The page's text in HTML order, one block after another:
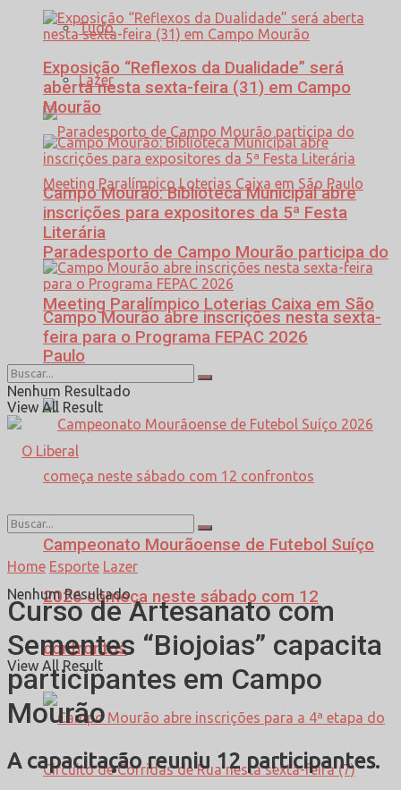
Tudo
Lazer
Paradesporto de Campo Mourão participa do
Meeting Paralímpico Loterias Caixa em São
Paulo
Campeonato Mourãoense de Futebol Suíço
2026 começa neste sábado com 12
confrontos
Exposição “Reflexos da Dualidade” será
aberta nesta sexta-feira (31) em Campo
Mourão
Campo Mourão: Biblioteca Municipal abre
inscrições para expositores da 5ª Festa
Literária
Campo Mourão abre inscrições nesta sexta-
feira para o Programa FEPAC 2026
Nenhum Resultado
View All Result
Nenhum Resultado
View All Result
Home Esporte Lazer
Curso de Artesanato com
Sementes “Biojoias” capacita
participantes em Campo
Mourão
A capacitação reuniu 12 participantes.